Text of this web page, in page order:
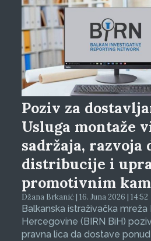
Poziv za
Usluga montaže
sadržaja, razvoja
distribucije i
promotivnim
Džana Brkanić | 16. Juna 2026 | 14:52
Balkanska istraživačka mreža
Hercegovine (BIRN BiH)
pravna lica da dostave